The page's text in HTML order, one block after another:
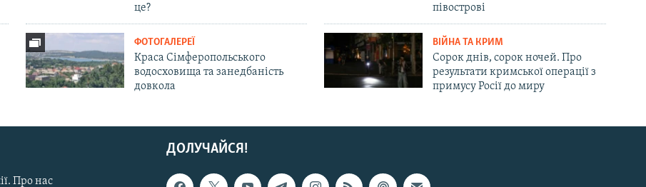
це?
півострові
ФОТОГАЛЕРЕЇ
Краса Сімферопольського
водосховища та занедбаність
довкола
ВІЙНА ТА КРИМ
Сорок днів, сорок ночей. Про
результати кримської операції з
примусу Росії до миру
ДОЛУЧАЙСЯ!
Про нас